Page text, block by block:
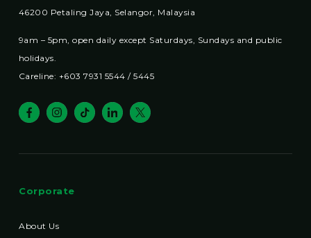
46200 Petaling Jaya, Selangor, Malaysia
9am – 5pm, open daily except Saturdays, Sundays and public
holidays.
Careline: +603 7931 5544 / 5445
Corporate
About Us